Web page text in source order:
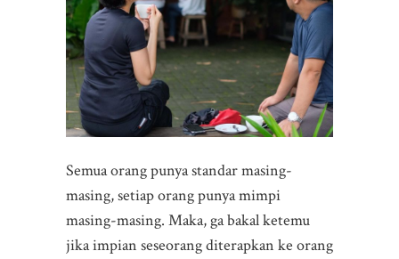
Semua orang punya standar masing-
masing, setiap orang punya mimpi
masing-masing. Maka, ga bakal ketemu
jika impian seseorang diterapkan ke orang